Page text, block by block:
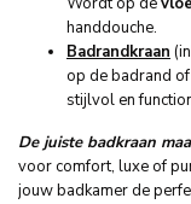
handdouche.
Badrandkraan
op de badrand
stijlvol en
De juiste badkraan
voor comfort, luxe of
jouw badkamer de